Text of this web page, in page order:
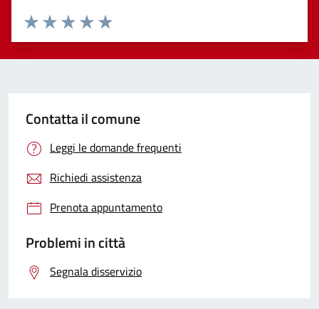
Valuta 5 stelle su 5
Valuta 4 stelle su 5
Valuta 3 stelle su 5
Valuta 2 stelle su 5
Valuta 1 stelle su 5
Contatta il comune
Leggi le domande frequenti
Richiedi assistenza
Prenota appuntamento
Problemi in città
Segnala disservizio